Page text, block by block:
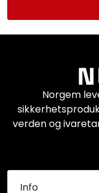
Norgem
verden og
Info